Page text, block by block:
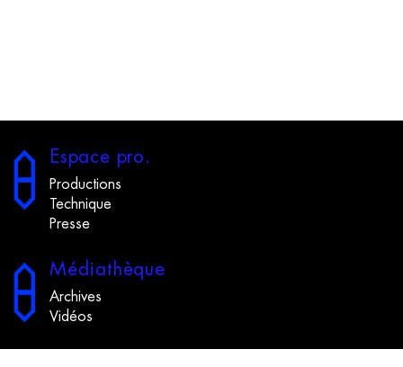
Espace pro.
Productions
Technique
Presse
Médiathèque
Archives
Vidéos